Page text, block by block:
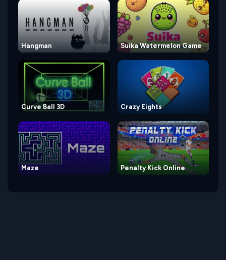
Hangman Suika Watermelon Game
Curve Ball 3D Crazy Eights
Maze Penalty Kick Online